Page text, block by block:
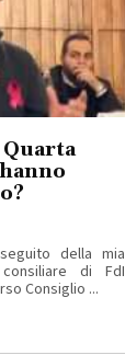
della mia
di FdI
Consiglio ...